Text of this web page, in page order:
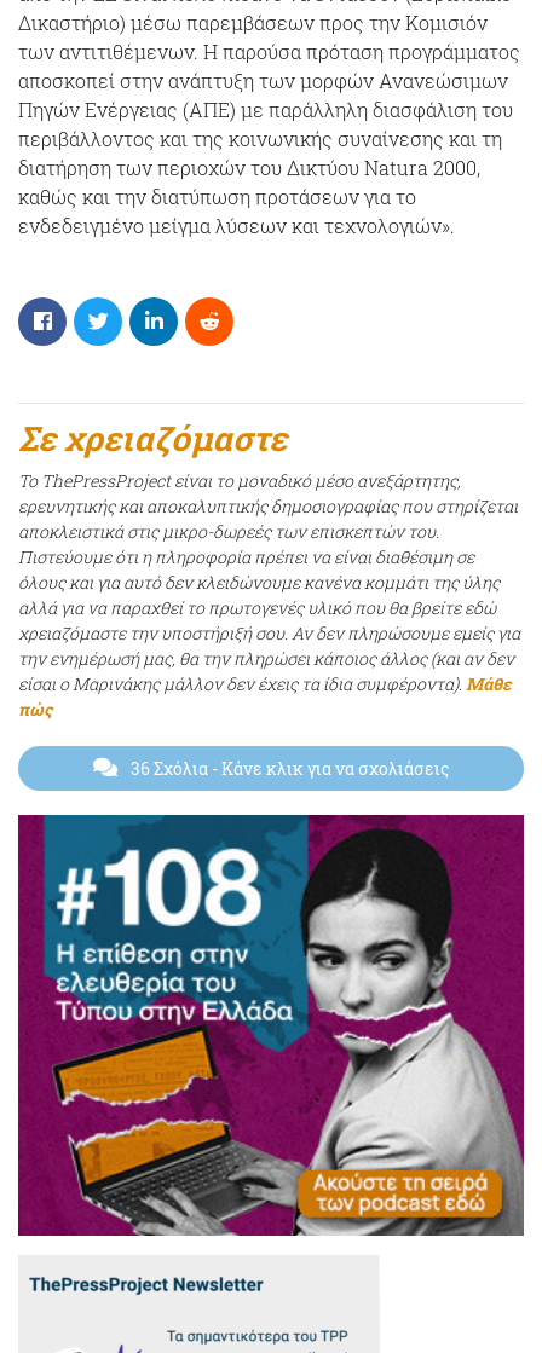
Δικαστήριο) μέσω παρεμβάσεων προς την Κομισιόν
των αντιτιθέμενων. Η παρούσα πρόταση προγράμματος
αποσκοπεί στην ανάπτυξη των μορφών Ανανεώσιμων
Πηγών Ενέργειας (ΑΠΕ) με παράλληλη διασφάλιση του
περιβάλλοντος και της κοινωνικής συναίνεσης και τη
διατήρηση των περιοχών του Δικτύου Natura 2000,
καθώς και την διατύπωση προτάσεων για το
ενδεδειγμένο μείγμα λύσεων και τεχνολογιών».
Σε χρειαζόμαστε
Το ThePressProject είναι το μοναδικό μέσο ανεξάρτητης,
ερευνητικής και αποκαλυπτικής δημοσιογραφίας που στηρίζεται
αποκλειστικά στις μικρο-δωρεές των επισκεπτών του.
Πιστεύουμε ότι η πληροφορία πρέπει να είναι διαθέσιμη σε
όλους και για αυτό δεν κλειδώνουμε κανένα κομμάτι της ύλης
αλλά για να παραχθεί το πρωτογενές υλικό που θα βρείτε εδώ
χρειαζόμαστε την υποστήριξή σου. Αν δεν πληρώσουμε εμείς για
την ενημέρωσή μας, θα την πληρώσει κάποιος άλλος (και αν δεν
είσαι ο Μαρινάκης μάλλον δεν έχεις τα ίδια συμφέροντα). Μάθε
πώς
36 Σχόλια - Κάνε κλικ για να σχολιάσεις